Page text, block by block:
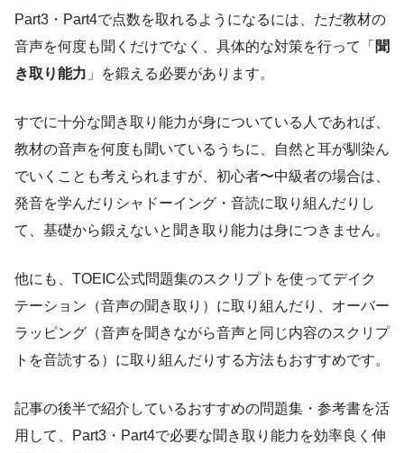
Part3・Part4で点数を取れるようになるには、ただ教材の
音声を何度も聞くだけでなく、具体的な対策を行って「 聞
き取り能力 」を鍛える必要があります。
すでに十分な聞き取り能力が身についている人であれば、
教材の音声を何度も聞いているうちに、自然と耳が馴染ん
でいくことも考えられますが、初心者〜中級者の場合は、
発音を学んだりシャドーイング・音読に取り組んだりし
て、基礎から鍛えないと聞き取り能力は身につきません。
他にも、TOEIC公式問題集のスクリプトを使ってデイク
テーション（音声の聞き取り）に取り組んだり、オーバー
ラッピング（音声を聞きながら音声と同じ内容のスクリプ
トを音読する）に取り組んだりする方法もおすすめです。
記事の後半で紹介しているおすすめの問題集・参考書を活
用して、Part3・Part4で必要な聞き取り能力を効率良く伸